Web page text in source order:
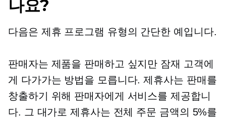
나요?
다음은 제휴 프로그램 유형의 간단한 예입니다.
판매자는 제품을 판매하고 싶지만 잠재 고객에
게 다가가는 방법을 모릅니다. 제휴사는 판매를
창출하기 위해 판매자에게 서비스를 제공합니
다. 그 대가로 제휴사는 전체 주문 금액의 5%를